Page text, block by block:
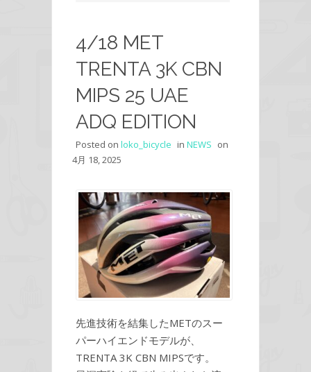
4/18 MET
TRENTA 3K CBN
MIPS 25 UAE
ADQ EDITION
Posted on loko_bicycle in NEWS on
4月 18, 2025
先進技術を結集したMETのスー
パーハイエンドモデルが、
TRENTA 3K CBN MIPSです。